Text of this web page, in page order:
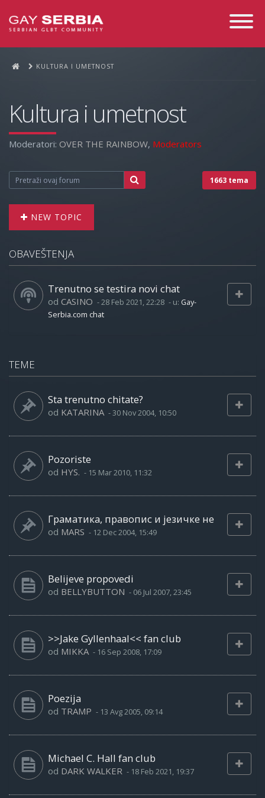
Toggle
KULTURA I UMETNOST
Kultura i umetnost
Moderatori: OVER THE RAINBOW, Moderators
1663 tema
NEW TOPIC
OBAVEŠTENJA
Trenutno se testira novi chat
od CASINO -28 Feb 2021, 22:28 - u: Gay-
Serbia.com chat
TEME
Sta trenutno chitate?
od KATARINA -30 Nov 2004, 10:50
Pozoriste
od HYS. - 15 Mar 2010, 11:32
Граматика, правопис и језичке не
od MARS - 12 Dec 2004, 15:49
Belijeve propovedi
od BELLYBUTTON - 06 Jul 2007, 23:45
>>Jake Gyllenhaal<< fan club
od MIKKA - 16 Sep 2008, 17:09
Poezija
od TRAMP - 13 Avg 2005, 09:14
Michael C. Hall fan club
od DARK WALKER - 18 Feb 2021, 19:37